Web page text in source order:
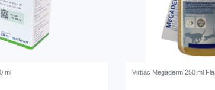
ml Virbac Megaderm 250 ml